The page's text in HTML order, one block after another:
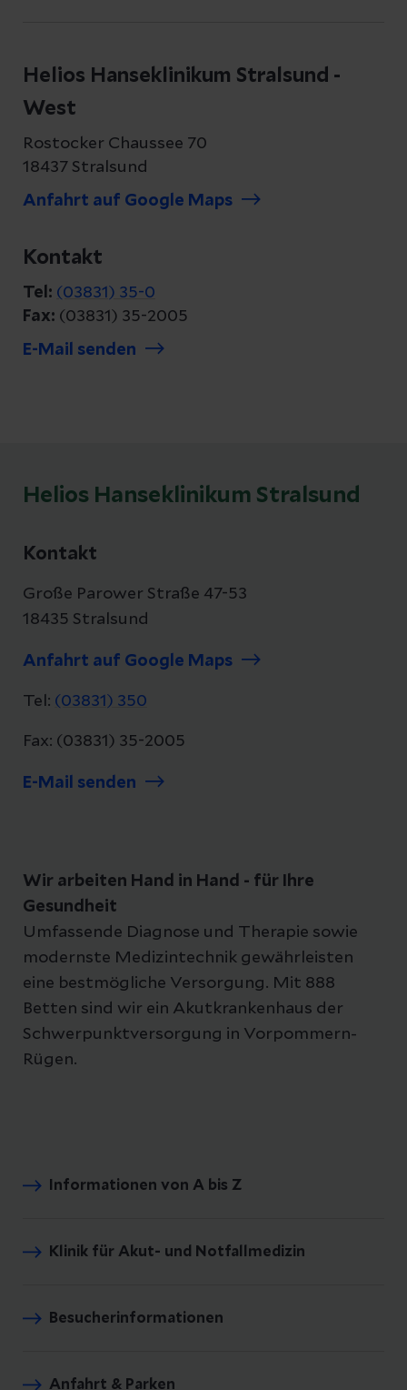
Helios Hanseklinikum Stralsund -
West
Rostocker Chaussee 70
18437 Stralsund
Anfahrt auf Google Maps
Kontakt
Tel: (03831) 35-0
Fax: (03831) 35-2005
E-Mail senden
Helios Hanseklinikum Stralsund
Kontakt
Große Parower Straße 47-53
18435 Stralsund
Anfahrt auf Google Maps
Tel: (03831) 350
Fax: (03831) 35-2005
E-Mail senden
Wir arbeiten Hand in Hand - für Ihre
Gesundheit
Umfassende Diagnose und Therapie sowie
modernste Medizintechnik gewährleisten
eine bestmögliche Versorgung. Mit 888
Betten sind wir ein Akutkrankenhaus der
Schwerpunktversorgung in Vorpommern-
Rügen.
Informationen von A bis Z
Klinik für Akut- und Notfallmedizin
Besucherinformationen
Anfahrt & Parken